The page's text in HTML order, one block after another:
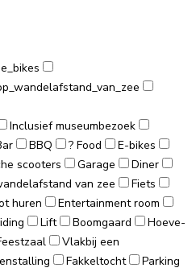
e_bikes
Inclusief museumbezoek
BBQ ? Food
E-bikes
scooters Garage
Diner
van zee
Fiets
huren
Entertainment room
Lift Boomgaard
Hoeve-
Vlakbij een
Fakkeltocht
Parking